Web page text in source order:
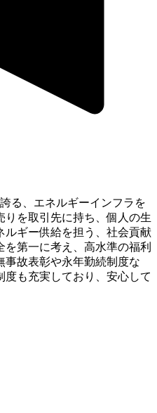
る、エネルギーインフラを
を取引先に持ち、個人の生
ルギー供給を担う、社会貢献
第一に考え、高水準の福利
事故表彰や永年勤続制度な
度も充実しており、安心して